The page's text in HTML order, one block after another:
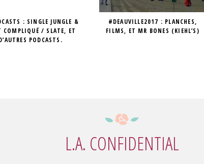
: SINGLE JUNGLE &
COMPLIQUÉ / SLATE, ET
PODCASTS.
#DEAUVILLE2017 : PLANCHES,
FILMS, ET MR BONES (KIEHL’S)
L.A. CONFIDENTIAL